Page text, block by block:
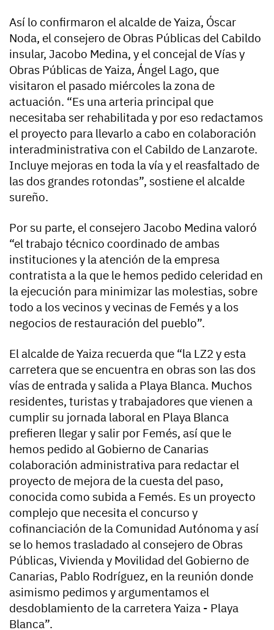
Así lo confirmaron el alcalde de Yaiza, Óscar
Noda, el consejero de Obras Públicas del Cabildo
insular, Jacobo Medina, y el concejal de Vías y
Obras Públicas de Yaiza, Ángel Lago, que
visitaron el pasado miércoles la zona de
actuación. “Es una arteria principal que
necesitaba ser rehabilitada y por eso redactamos
el proyecto para llevarlo a cabo en colaboración
interadministrativa con el Cabildo de Lanzarote.
Incluye mejoras en toda la vía y el reasfaltado de
las dos grandes rotondas”, sostiene el alcalde
sureño.
Por su parte, el consejero Jacobo Medina valoró
“el trabajo técnico coordinado de ambas
instituciones y la atención de la empresa
contratista a la que le hemos pedido celeridad en
la ejecución para minimizar las molestias, sobre
todo a los vecinos y vecinas de Femés y a los
negocios de restauración del pueblo”.
El alcalde de Yaiza recuerda que “la LZ2 y esta
carretera que se encuentra en obras son las dos
vías de entrada y salida a Playa Blanca. Muchos
residentes, turistas y trabajadores que vienen a
cumplir su jornada laboral en Playa Blanca
prefieren llegar y salir por Femés, así que le
hemos pedido al Gobierno de Canarias
colaboración administrativa para redactar el
proyecto de mejora de la cuesta del paso,
conocida como subida a Femés. Es un proyecto
complejo que necesita el concurso y
cofinanciación de la Comunidad Autónoma y así
se lo hemos trasladado al consejero de Obras
Públicas, Vivienda y Movilidad del Gobierno de
Canarias, Pablo Rodríguez, en la reunión donde
asimismo pedimos y argumentamos el
desdoblamiento de la carretera Yaiza - Playa
Blanca”.